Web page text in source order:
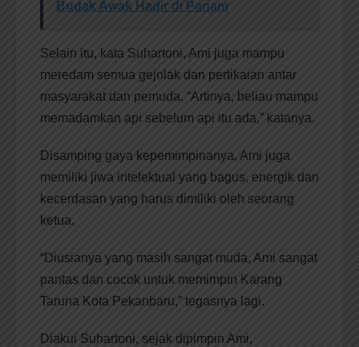
Budak Awak Hadir di Panam
Selain itu, kata Suhartoni, Ami juga mampu
meredam semua gejolak dan pertikaian antar
masyarakat dan pemuda. “Artinya, beliau mampu
memadamkan api sebelum api itu ada,” katanya.
Disamping gaya kepemimpinanya, Ami juga
memiliki jiwa intelektual yang bagus, energik dan
kecerdasan yang harus dimiliki oleh seorang
ketua.
“Diusianya yang masih sangat muda, Ami sangat
pantas dan cocok untuk memimpin Karang
Taruna Kota Pekanbaru,” tegasnya lagi.
Diakui Suhartoni, sejak dipimpin Ami,